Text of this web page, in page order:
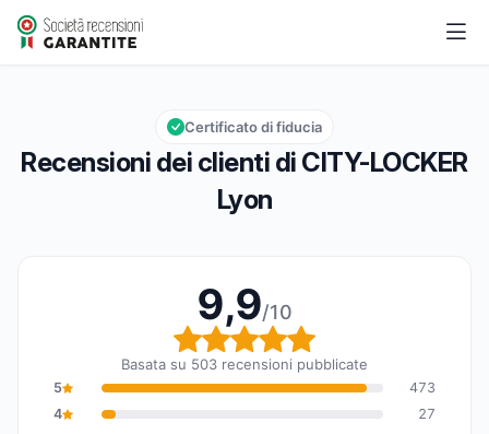
CITY-LOCKER Lyon
Valutazione globale: 9,9 su 10
9,9/10
Recensioni dei clienti di CITY-LOCKER
Lyon
Certificato di fiducia
9,9/10
Valutazione globale:
Basata su 503 recensioni pubblicate
5
473
4
27